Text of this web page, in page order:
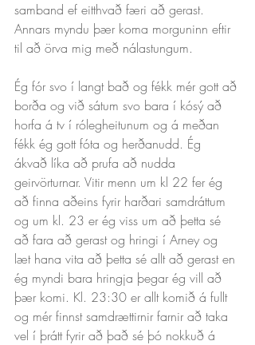
samband ef eitthvað færi að gerast.
Annars myndu þær koma morguninn eftir
til að örva mig með nálastungum.
Ég fór svo í langt bað og fékk mér gott að
borða og við sátum svo bara í kósý að
horfa á tv í rólegheitunum og á meðan
fékk ég gott fóta og herðanudd. Ég
ákvað líka að prufa að nudda
geirvörturnar. Vitir menn um kl 22 fer ég
að finna aðeins fyrir harðari samdráttum
og um kl. 23 er ég viss um að þetta sé
að fara að gerast og hringi í Arney og
læt hana vita að þetta sé allt að gerast en
ég myndi bara hringja þegar ég vill að
þær komi. Kl. 23:30 er allt komið á fullt
og mér finnst samdrættirnir farnir að taka
vel í þrátt fyrir að það sé þó nokkuð á